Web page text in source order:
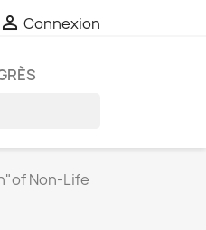
 Connexion
Non-Life